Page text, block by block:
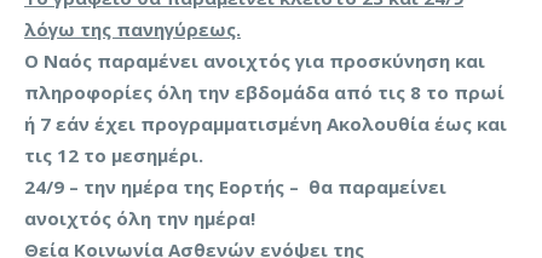
λόγω της πανηγύρεως.
Ο Ναός παραμένει ανοιχτός για προσκύνηση και
πληροφορίες όλη την εβδομάδα από τις 8 το πρωί
ή 7 εάν έχει προγραμματισμένη Ακολουθία έως και
τις 12 το μεσημέρι.
24/9 – την ημέρα της Εορτής – θα παραμείνει
ανοιχτός όλη την ημέρα!
Θεία Κοινωνία Ασθενών ενόψει της